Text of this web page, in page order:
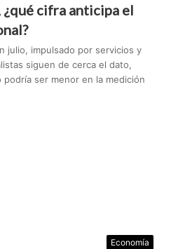
¿qué cifra anticipa el
julio, impulsado por servicios y
siguen de cerca el dato,
ser menor en la medición
Economía